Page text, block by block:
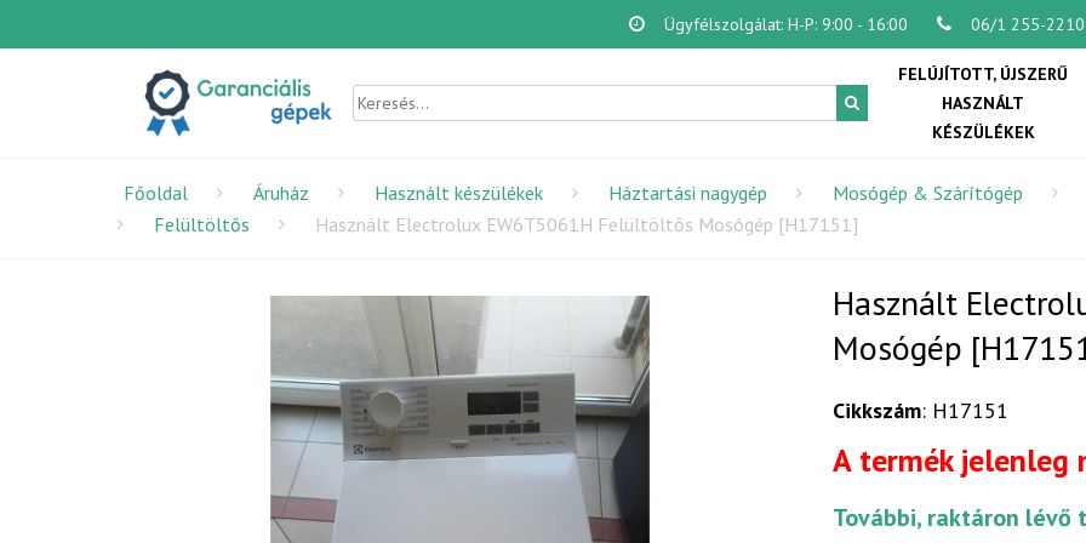
Ügyfélszolgálat: H-P: 9:00 - 16:00 06/1 255-2210
FELÚJÍTOTT, ÚJSZERŰ
HASZNÁLT
KÉSZÜLÉKEK
Főoldal Áruház Használt készülékek Háztartási nagygép Mosógép & Szárítógép
Felültöltős
Használt Electrolux EW6T5061H Felültöltős Mosógép [H17151]
Használt
Mosógép
Cikkszám: H17151
A termék jelenleg
További, raktáron lévő